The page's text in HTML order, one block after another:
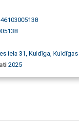
46103005138
iela 31, Kuldīga, Kuldīgas
2025